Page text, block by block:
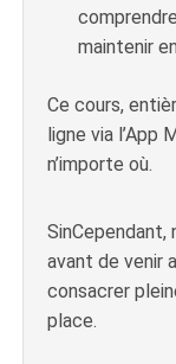
maintenir
Ce cours,
ligne via l’App
n’importe où.
avant de venir
consacrer
place.